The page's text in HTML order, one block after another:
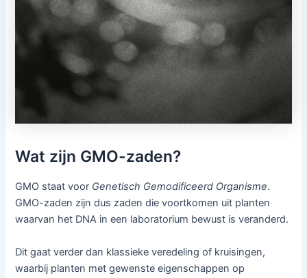
Wat zijn GMO-zaden?
GMO staat voor Genetisch Gemodificeerd Organisme.
GMO-zaden zijn dus zaden die voortkomen uit planten
waarvan het DNA in een laboratorium bewust is veranderd.
Dit gaat verder dan klassieke veredeling of kruisingen,
waarbij planten met gewenste eigenschappen op